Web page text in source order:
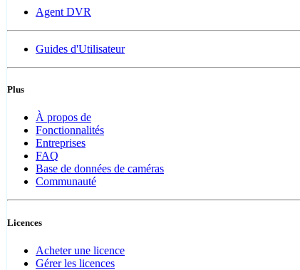
Agent DVR
Guides d'Utilisateur
Plus
À propos de
Fonctionnalités
Entreprises
FAQ
Base de données de caméras
Communauté
Licences
Acheter une licence
Gérer les licences